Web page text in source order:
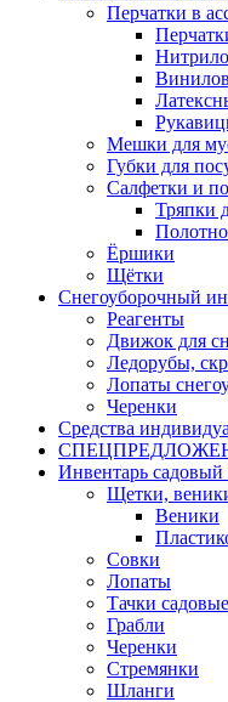
Перчатки в
Мешки для
Губки для
Салфетки и
Тряпки
Полотно
Ёршики
Щётки
Снегоуборочный
Реагенты
Движок для
Ледорубы,
Лопаты
Черенки
Средства
Инвентарь садовый
Щетки,
Веники
Совки
Лопаты
Тачки
Грабли
Черенки
Стремянки
Шланги